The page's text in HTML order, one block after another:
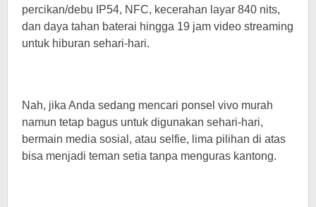
percikan/debu IP54, NFC, kecerahan layar 840 nits,
dan daya tahan baterai hingga 19 jam video streaming
untuk hiburan sehari-hari.
Nah, jika Anda sedang mencari ponsel vivo murah
namun tetap bagus untuk digunakan sehari-hari,
bermain media sosial, atau selfie, lima pilihan di atas
bisa menjadi teman setia tanpa menguras kantong.